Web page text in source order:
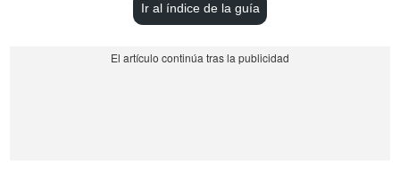
Ir al índice de la guía